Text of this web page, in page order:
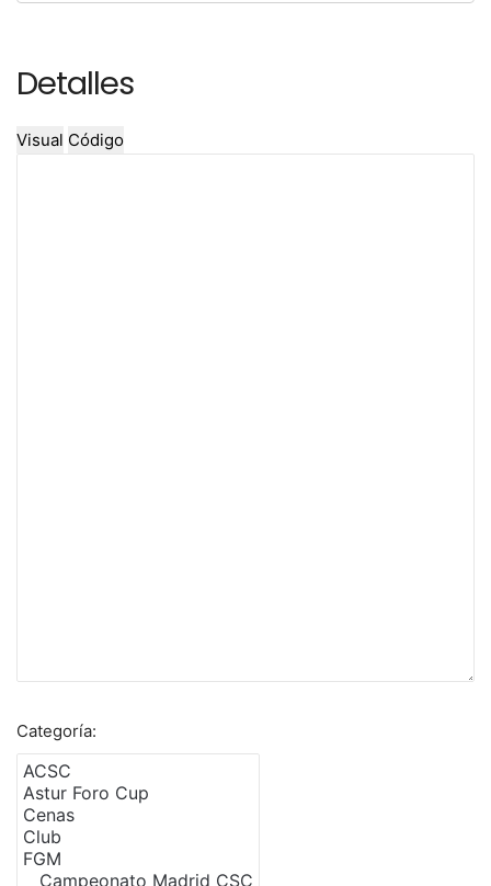
Detalles
Visual Código
Categoría: